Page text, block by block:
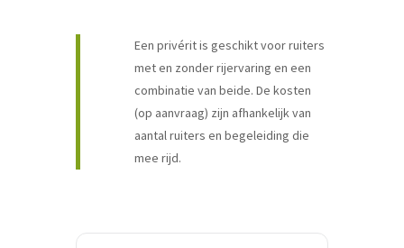
Een privérit is geschikt voor ruiters
met en zonder rijervaring en een
combinatie van beide. De kosten
(op aanvraag) zijn afhankelijk van
aantal ruiters en begeleiding die
mee rijd.